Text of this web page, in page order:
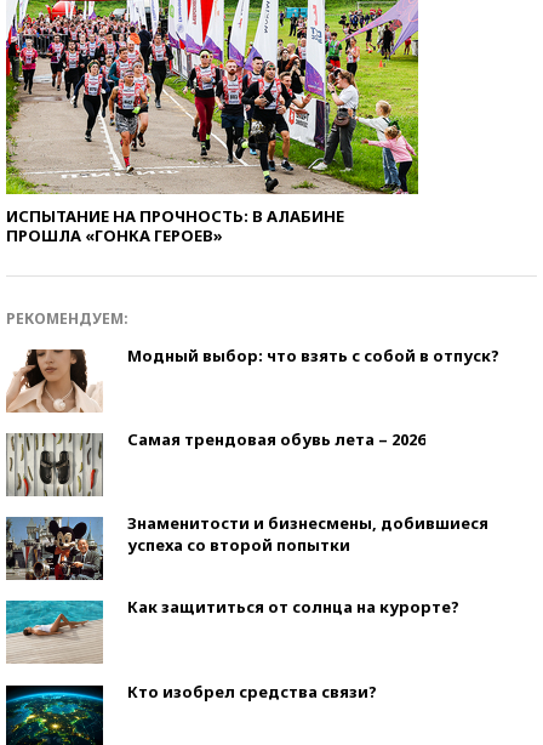
ИСПЫТАНИЕ НА ПРОЧНОСТЬ: В АЛАБИНЕ
ПРОШЛА «ГОНКА ГЕРОЕВ»
РЕКОМЕНДУЕМ:
Модный выбор: что взять с собой в отпуск?
Самая трендовая обувь лета – 2026
Знаменитости и бизнесмены, добившиеся
успеха со второй попытки
Как защититься от солнца на курорте?
Кто изобрел средства связи?